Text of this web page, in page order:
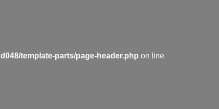
template-parts/page-header.php on line